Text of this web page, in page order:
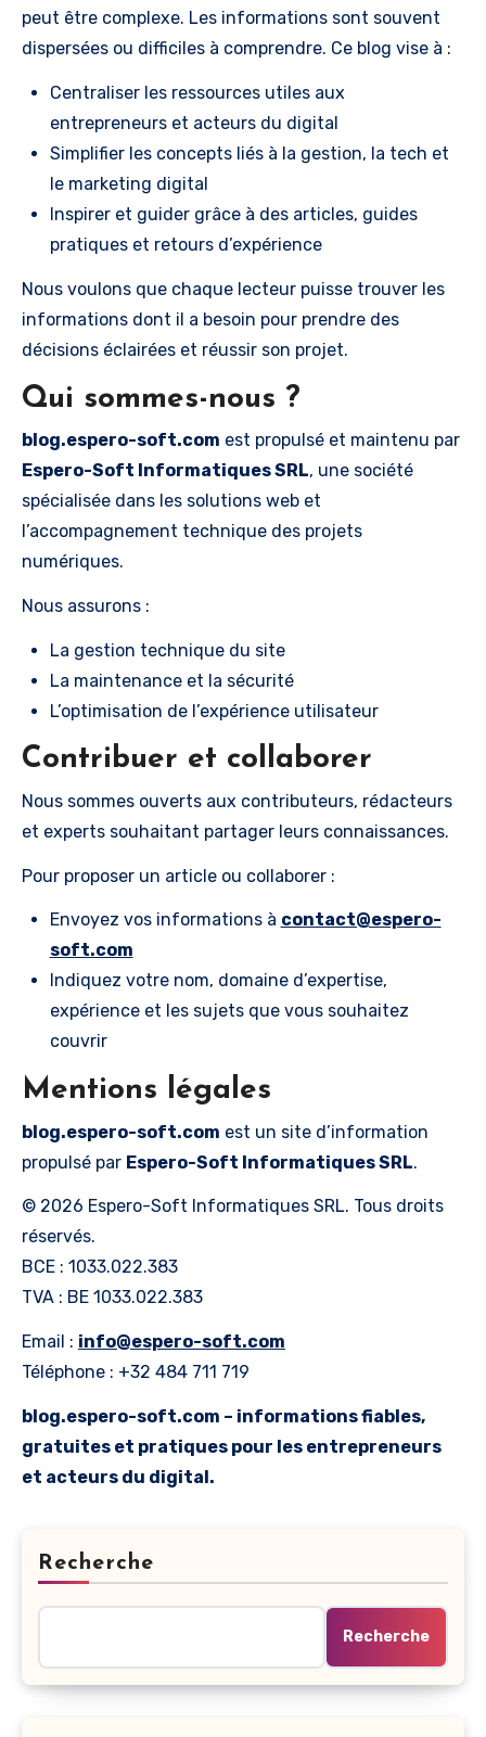
peut être complexe. Les informations sont souvent
dispersées ou difficiles à comprendre. Ce blog vise à :
Centraliser les ressources utiles aux
entrepreneurs et acteurs du digital
Simplifier les concepts liés à la gestion, la tech et
le marketing digital
Inspirer et guider grâce à des articles, guides
pratiques et retours d’expérience
Nous voulons que chaque lecteur puisse trouver les
informations dont il a besoin pour prendre des
décisions éclairées et réussir son projet.
Qui sommes-nous ?
blog.espero-soft.com est propulsé et maintenu par
Espero-Soft Informatiques SRL, une société
spécialisée dans les solutions web et
l’accompagnement technique des projets
numériques.
Nous assurons :
La gestion technique du site
La maintenance et la sécurité
L’optimisation de l’expérience utilisateur
Contribuer et collaborer
Nous sommes ouverts aux contributeurs, rédacteurs
et experts souhaitant partager leurs connaissances.
Pour proposer un article ou collaborer :
Envoyez vos informations à contact@espero-
soft.com
Indiquez votre nom, domaine d’expertise,
expérience et les sujets que vous souhaitez
couvrir
Mentions légales
blog.espero-soft.com est un site d’information
propulsé par Espero-Soft Informatiques SRL.
© 2026 Espero-Soft Informatiques SRL. Tous droits
réservés.
BCE : 1033.022.383
TVA : BE 1033.022.383
Email : info@espero-soft.com
Téléphone : +32 484 711 719
blog.espero-soft.com – informations fiables,
gratuites et pratiques pour les entrepreneurs
et acteurs du digital.
Recherche
Recherche